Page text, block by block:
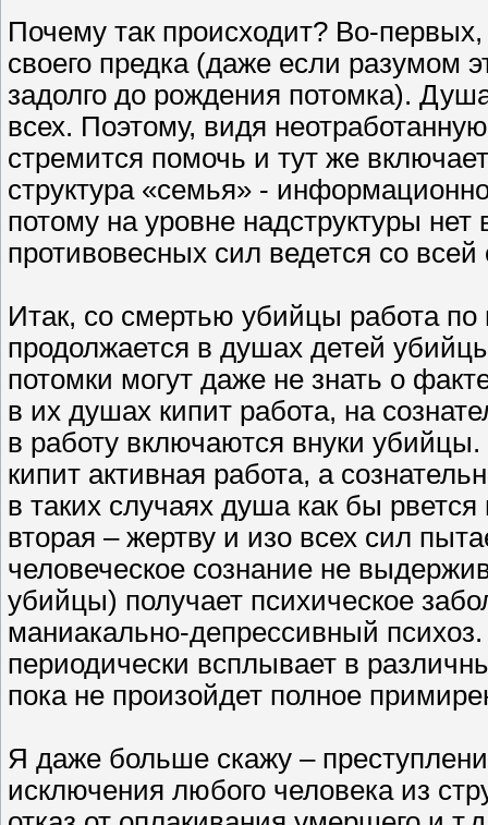
Почему так происходит? Во-
своего предка (даже если разумом
задолго до рождения потомка).
всех. Поэтому, видя
стремится помочь и тут же
структура «семья» -
потому на уровне надструктуры
противовесных сил ведется со всей
Итак, со смертью убийцы работа
продолжается в душах детей
потомки могут даже не знать о
в их душах кипит работа, на
в работу включаются внуки
кипит активная работа, а
в таких случаях душа как бы
вторая – жертву и изо всех сил
человеческое сознание не
убийцы) получает психическое
маниакально-депрессивный
периодически всплывает в
пока не произойдет полное
Я даже больше скажу –
исключения любого человека из